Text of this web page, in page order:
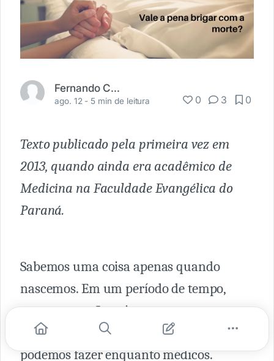
Fernando Carbonieri
ago. 12 - 5 min de leitura 0 3 0
Texto publicado pela primeira vez em
2013, quando ainda era acadêmico de
Medicina na Faculdade Evangélica do
Paraná.
Sabemos uma coisa apenas quando
nascemos. Em um período de tempo,
morreremos. Jamais vamos vencer a
Morte. Mas dar trabalho a ela, é o que
podemos fazer enquanto médicos.